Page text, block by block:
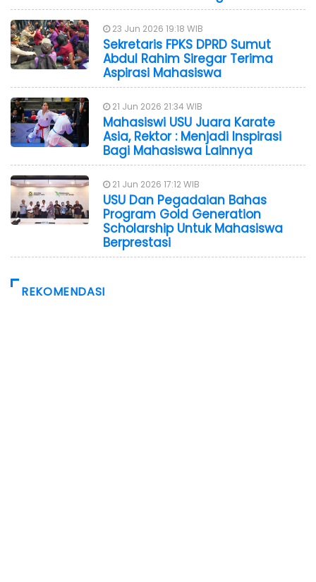
23 Jun 2026 19:18 WIB
Sekretaris FPKS DPRD Sumut
Abdul Rahim Siregar Terima
Aspirasi Mahasiswa
21 Jun 2026 21:34 WIB
Mahasiswi USU Juara Karate
Asia, Rektor : Menjadi Inspirasi
Bagi Mahasiswa Lainnya
21 Jun 2026 17:12 WIB
USU Dan Pegadaian Bahas
Program Gold Generation
Scholarship Untuk Mahasiswa
Berprestasi
REKOMENDASI